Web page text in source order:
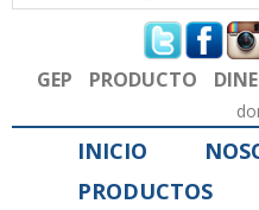
Formulario de
GEP PRODUCTO
INICIO
PRODUCTOS